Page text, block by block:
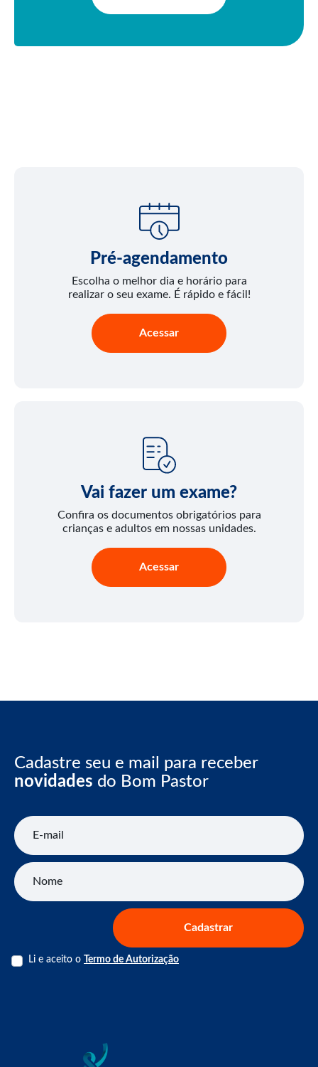
Pré-agendamento
Escolha o melhor dia e horário para
realizar o seu exame. É rápido e fácil!
Acessar
Vai fazer um exame?
Confira os documentos obrigatórios para
crianças e adultos em nossas unidades.
Acessar
Cadastre seu e mail para receber
novidades do Bom Pastor
E-mail
Nome
Cadastrar
Li e aceito o Termo de Autorização